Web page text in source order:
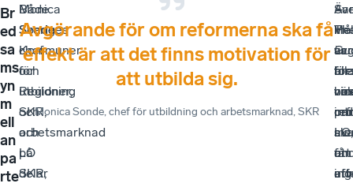
Br
ed
sa
ms
yn
m
ell
an
pa
rte
Både
Sveriges
Kommuner
och
Regioner,
SKR,
och
LO
delar
Monica
Sonde,
chef
för
utbildning
och
arbetsmarknad
på
SKR,
Avgörande för om reformerna ska få
effekt är att det finns motivation för
att utbilda sig.
Monica Sonde, chef för utbildning och arbetsmarknad, SKR
–
för
om
ska
få
LO,
att
–
Vi
är
av
att
må
om